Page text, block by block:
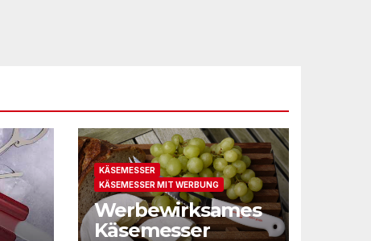
KÄSEMESSER
KÄSEMESSER MIT WERBUNG
Werbewirksames
Käsemesser